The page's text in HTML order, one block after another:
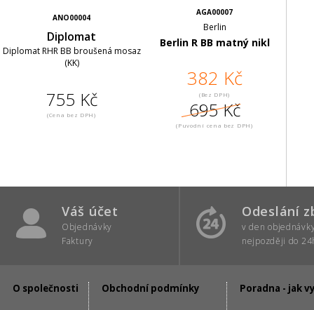
ANO00004
Diplomat
Diplomat RHR BB broušená mosaz
(KK)
755 Kč
(Cena bez DPH)
AGA00007
Berlin
Berlin R BB matný nikl
382 Kč
(Bez DPH)
695 Kč
(Puvodní cena bez DPH)
Váš účet
Objednávky
Faktury
Odeslání
v den
nejpozději do
O společnosti Obchodní podmínky Poradna - jak